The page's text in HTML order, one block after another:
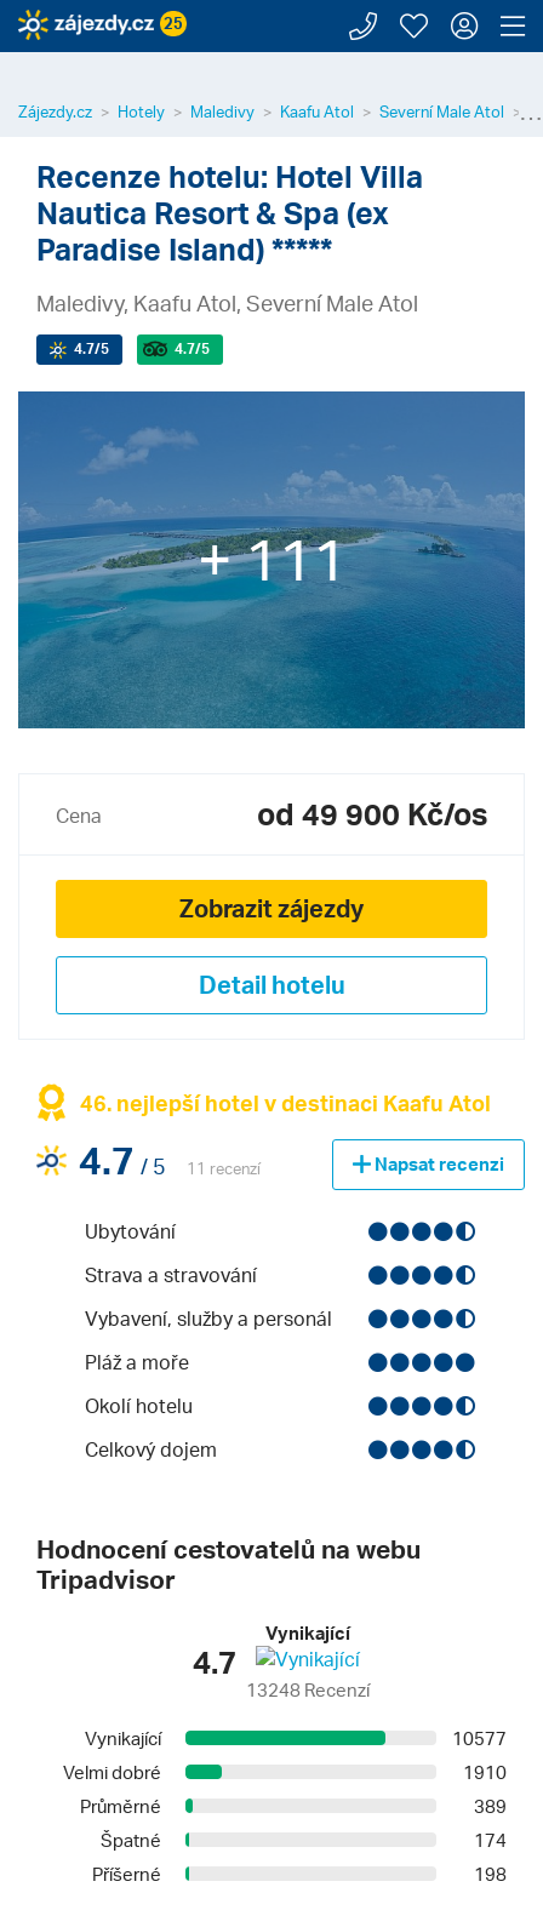
25 Zavolejte
Moje
⋯
Zájezdy.cz Hotely Maledivy Kaafu Atol Severní Male Atol
Recenze hotelu: Hotel Villa
Nautica Resort & Spa (ex
Paradise Island) *****
Maledivy, Kaafu Atol, Severní Male Atol
4.7/5 4.7/5
+ 111
Cena od 49 900 Kč/os
Zobrazit zájezdy
Detail hotelu
46. nejlepší hotel v destinaci Kaafu Atol
4.7 / 5 11 recenzí Napsat recenzi
Ubytování
Strava a stravování
Vybavení, služby a personál
Pláž a moře
Okolí hotelu
Celkový dojem
Hodnocení cestovatelů na webu
Tripadvisor
4.7
Vynikající
13248 Recenzí
Vynikající
10577
Velmi dobré
1910
Průměrné
389
Špatné
174
Příšerné
198